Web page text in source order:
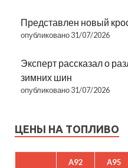
Представлен новый
опубликовано 31/07/2026
Эксперт рассказал о
зимних шин
опубликовано 31/07/2026
ЦЕНЫ НА ТОПЛИВО
A92 A95